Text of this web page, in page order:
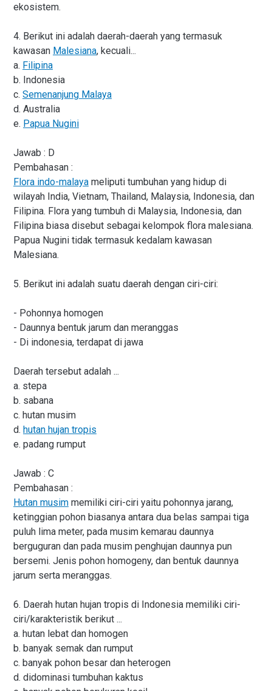
ekosistem.
4. Berikut ini adalah daerah-daerah yang termasuk
kawasan Malesiana, kecuali...
a. Filipina
b. Indonesia
c. Semenanjung Malaya
d. Australia
e. Papua Nugini
Jawab : D
Pembahasan :
Flora indo-malaya meliputi tumbuhan yang hidup di
wilayah India, Vietnam, Thailand, Malaysia, Indonesia, dan
Filipina. Flora yang tumbuh di Malaysia, Indonesia, dan
Filipina biasa disebut sebagai kelompok flora malesiana.
Papua Nugini tidak termasuk kedalam kawasan
Malesiana.
5. Berikut ini adalah suatu daerah dengan ciri-ciri:
- Pohonnya homogen
- Daunnya bentuk jarum dan meranggas
- Di indonesia, terdapat di jawa
Daerah tersebut adalah ...
a. stepa
b. sabana
c. hutan musim
d. hutan hujan tropis
e. padang rumput
Jawab : C
Pembahasan :
Hutan musim memiliki ciri-ciri yaitu pohonnya jarang,
ketinggian pohon biasanya antara dua belas sampai tiga
puluh lima meter, pada musim kemarau daunnya
berguguran dan pada musim penghujan daunnya pun
bersemi. Jenis pohon homogeny, dan bentuk daunnya
jarum serta meranggas.
6. Daerah hutan hujan tropis di Indonesia memiliki ciri-
ciri/karakteristik berikut ...
a. hutan lebat dan homogen
b. banyak semak dan rumput
c. banyak pohon besar dan heterogen
d. didominasi tumbuhan kaktus